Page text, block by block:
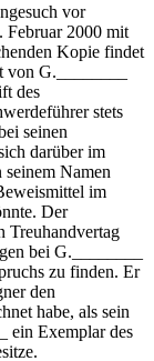
vor
Februar 2000 mit
Kopie findet
G.________
des
stets
seinen
darüber im
Namen
im
Der
Treuhandvertag
bei G.________
zu finden. Er
den
habe, als sein
ein Exemplar des